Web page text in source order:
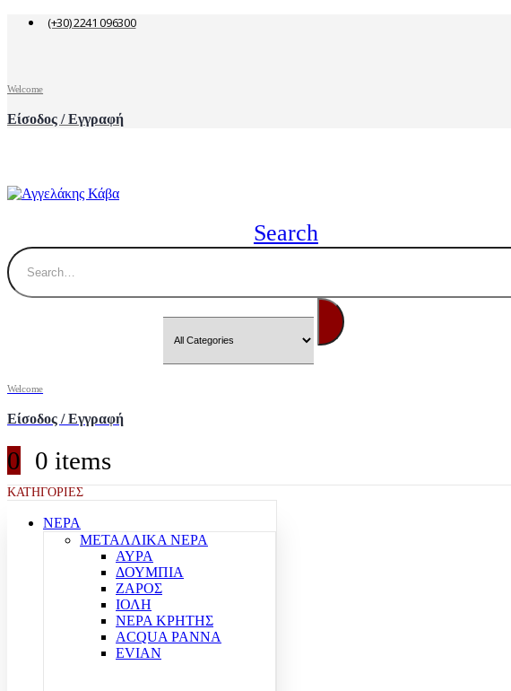
(+30) 2241 096300
Welcome
Είσοδος / Εγγραφή
Search
Welcome
Είσοδος / Εγγραφή
0 0 items
ΚΑΤΗΓΟΡΙΕΣ
ΝΕΡΑ
ΜΕΤΑΛΛΙΚΑ ΝΕΡΑ
ΑΥΡΑ
ΔΟΥΜΠΙΑ
ΖΑΡΟΣ
ΙΟΛΗ
ΝΕΡΑ ΚΡΗΤΗΣ
ACQUA PANNA
EVIAN